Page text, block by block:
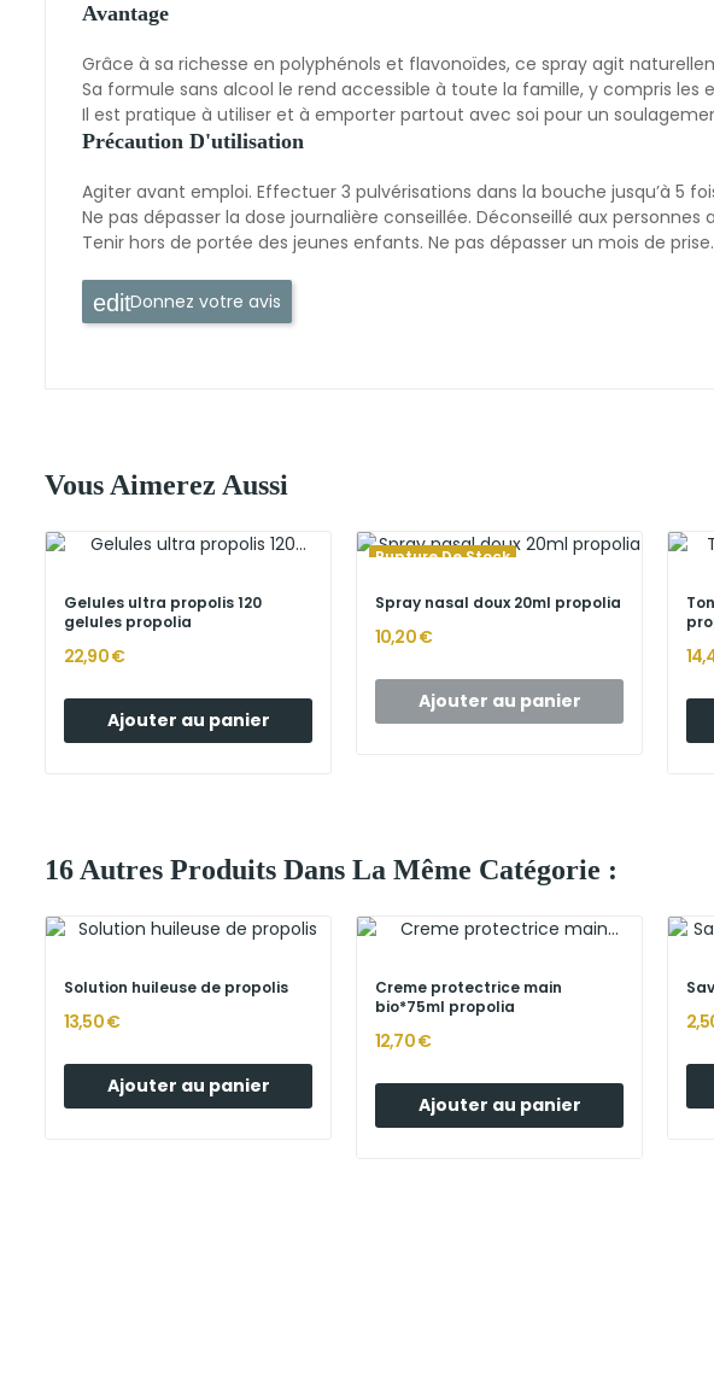
Avantage
Grâce à sa richesse en polyphénols et flavonoïdes, ce spray agit
Sa formule sans alcool le rend accessible à toute la famille, y compris les
Il est pratique à utiliser et à emporter partout avec soi pour un
Précaution D'utilisation
Agiter avant emploi. Effectuer 3 pulvérisations dans la bouche jusqu’à 5
Ne pas dépasser la dose journalière conseillée. Déconseillé aux
Tenir hors de portée des jeunes enfants. Ne pas dépasser un mois de
Donnez votre avis
Vous Aimerez Aussi
Gelules ultra propolis 120
gelules propolia
22,90 €
Ajouter au panier
Rupture De Stock
Spray nasal doux 20ml propolia
10,20 €
Ajouter au panier
16 Autres Produits Dans La Même Catégorie :
Solution huileuse de propolis
13,50 €
Ajouter au panier
Creme protectrice main
bio*75ml propolia
12,70 €
Ajouter au panier